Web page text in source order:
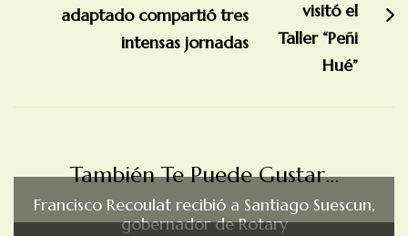
adaptado compartió tres
intensas jornadas
También Te Puede Gustar...
Francisco Recoulat recibió a Santiago Suescun,
gobernador de Rotary